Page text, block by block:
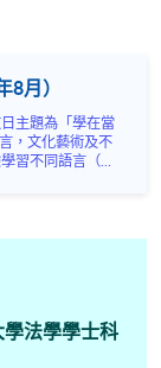
月）
，文化藝術及不
及相關的日常應
就你的未來藍
法學學士科